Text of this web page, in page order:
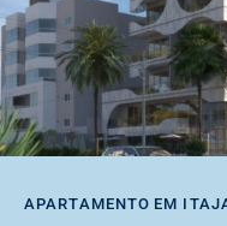
APARTAMENTO EM